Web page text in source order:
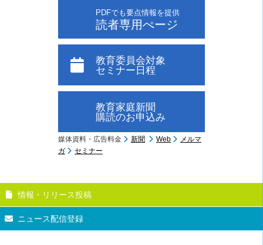
PDFでも要点情報を提供
読者専用ぺージ
教育委員会対象
セミナー日程
教育家庭新聞
購読のお申込み
媒体資料・広告料金 新聞 Web
メルマ
ガ
セミナー
情報・リリース投稿
ニュース配信登録